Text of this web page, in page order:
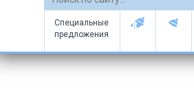
Специальные
предложения